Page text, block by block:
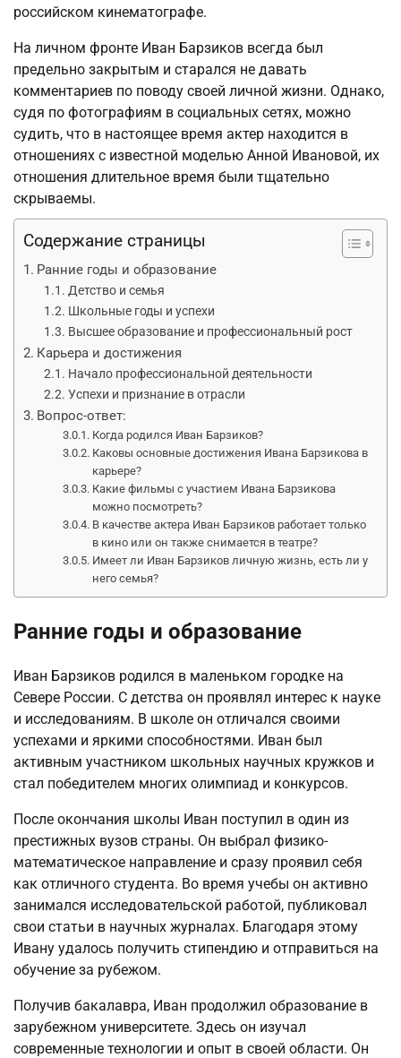
российском кинематографе.
На личном фронте Иван Барзиков всегда был
предельно закрытым и старался не давать
комментариев по поводу своей личной жизни. Однако,
судя по фотографиям в социальных сетях, можно
судить, что в настоящее время актер находится в
отношениях с известной моделью Анной Ивановой, их
отношения длительное время были тщательно
скрываемы.
Содержание страницы
Ранние годы и образование
Детство и семья
Школьные годы и успехи
Высшее образование и профессиональный рост
Карьера и достижения
Начало профессиональной деятельности
Успехи и признание в отрасли
Вопрос-ответ:
Когда родился Иван Барзиков?
Каковы основные достижения Ивана Барзикова в
карьере?
Какие фильмы с участием Ивана Барзикова
можно посмотреть?
В качестве актера Иван Барзиков работает только
в кино или он также снимается в театре?
Имеет ли Иван Барзиков личную жизнь, есть ли у
него семья?
Ранние годы и образование
Иван Барзиков родился в маленьком городке на
Севере России. С детства он проявлял интерес к науке
и исследованиям. В школе он отличался своими
успехами и яркими способностями. Иван был
активным участником школьных научных кружков и
стал победителем многих олимпиад и конкурсов.
После окончания школы Иван поступил в один из
престижных вузов страны. Он выбрал физико-
математическое направление и сразу проявил себя
как отличного студента. Во время учебы он активно
занимался исследовательской работой, публиковал
свои статьи в научных журналах. Благодаря этому
Ивану удалось получить стипендию и отправиться на
обучение за рубежом.
Получив бакалавра, Иван продолжил образование в
зарубежном университете. Здесь он изучал
современные технологии и опыт в своей области. Он